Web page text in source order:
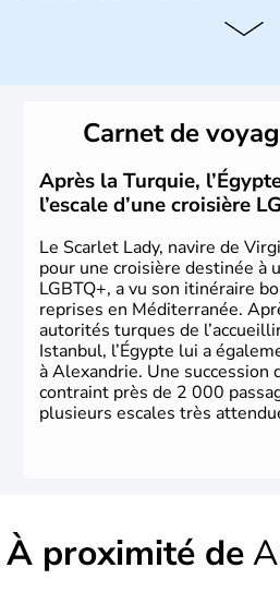
Histoire et
qui constitueront en 1299 les
ottoman. Après avoir
orientale au territoire turc, la
le 29 octobre 1923. Ankara
titre de capitale du pays.
Carnet de
Après la Turquie,
l’escale d’une croisière
Le Scarlet Lady, navire de
pour une croisière destinée à
LGBTQ+, a vu son itinéraire
reprises en Méditerranée.
autorités turques de
Istanbul, l’Égypte lui a
à Alexandrie. Une succession
contraint près de 2 000
plusieurs escales très
À proximité de